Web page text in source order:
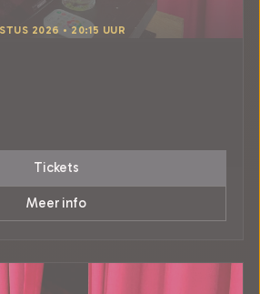
2026 • 20:15 UUR
Tickets
Meer info